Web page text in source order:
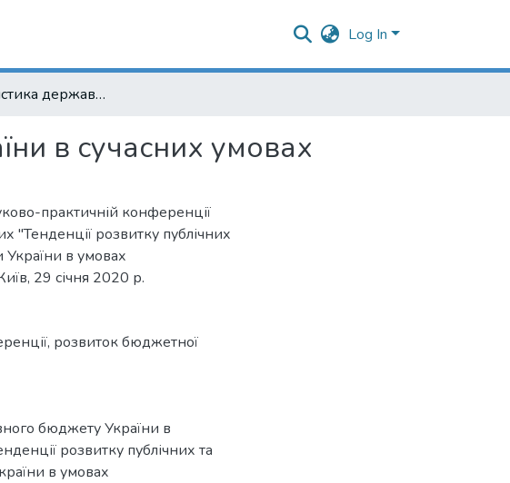
Log In
Характеристика державного бюджету України в сучасних умовах
в сучасних умовах
практичній конференції
"Тенденції розвитку публічних
України в умовах
29 січня 2020 р.
, розвиток бюджетної
бюджету України в
розвитку публічних та
в умовах